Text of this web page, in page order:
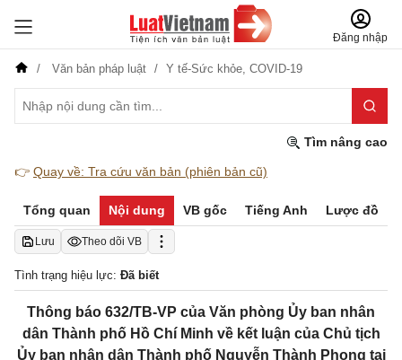
Đăng nhập
Văn bản pháp luật Y tế-Sức khỏe, COVID-19
Tìm nâng cao
👉 Quay về: Tra cứu văn bản (phiên bản cũ)
Tổng quan Nội dung VB gốc Tiếng Anh Lược đồ
Lưu Theo dõi VB
Tình trạng hiệu lực: Đã biết
Thông báo 632/TB-VP của Văn phòng Ủy ban nhân
dân Thành phố Hồ Chí Minh về kết luận của Chủ tịch
Ủy ban nhân dân Thành phố Nguyễn Thành Phong tại